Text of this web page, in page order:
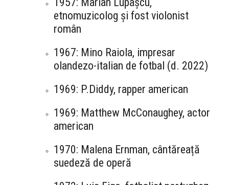
etnomuzicolog și fost violonist
român
1967: Mino Raiola, impresar
olandezo-italian de fotbal (d. 2022)
1969: P.Diddy, rapper american
1969: Matthew McConaughey, actor
american
1970: Malena Ernman, cântăreață
suedeză de operă